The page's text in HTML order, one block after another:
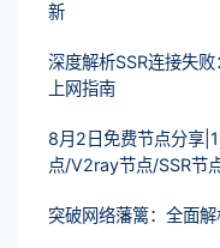
新
深度解析SSR连接失
上网指南
8月2日免费节点分享
点/V2ray节点/SSR节
突破网络藩篱：全面